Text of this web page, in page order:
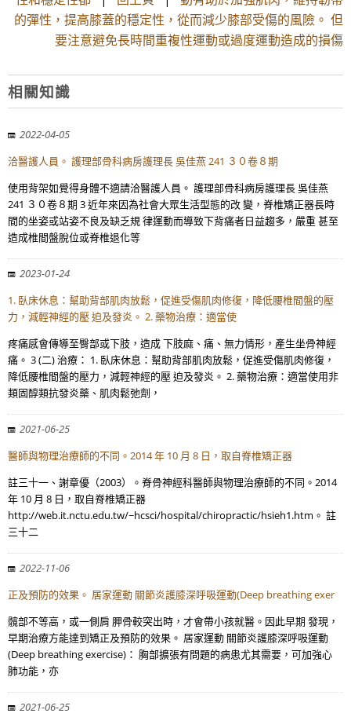
的彈性，提高膝蓋的穩定性，從而減少膝部受傷的風險。 但
要注意避免長時間重複性運動或過度運動造成的損傷
相關知識
2022-04-05
洽醫護人員。 護理部骨科病房護理長 吳佳燕 241 ３０卷８期
使用背架如覺得身體不適請洽醫護人員。 護理部骨科病房護理長 吳佳燕
241 ３０卷８期 3 近年來因為社會大眾生活型態的改 變，脊椎矯正器長時
間的坐姿或站姿不良及缺乏規 律運動而導致下背痛者日益趨多，嚴重 甚至
造成椎間盤脫位或脊椎退化等
2023-01-24
1. 臥床休息：幫助背部肌肉放鬆，促進受傷肌肉修復，降低腰椎間盤的壓
力，減輕神經的壓 迫及發炎。 2. 藥物治療：適當使
疼痛感會傳導至臀部或下肢，造成 下肢麻、痛、無力情形，產生坐骨神經
痛。 3 (二) 治療： 1. 臥床休息：幫助背部肌肉放鬆，促進受傷肌肉修復，
降低腰椎間盤的壓力，減輕神經的壓 迫及發炎。 2. 藥物治療：適當使用非
類固醇類抗發炎藥、肌肉鬆弛劑，
2021-06-25
醫師與物理治療師的不同。2014 年 10 月 8 日，取自脊椎矯正器
註三十一、謝章優（2003）。脊骨神經科醫師與物理治療師的不同。2014
年 10 月 8 日，取自脊椎矯正器
http://web.it.nctu.edu.tw/~hcsci/hospital/chiropractic/hsieh1.htm。 註
三十二
2022-11-06
正及預防的效果。 居家運動 關節炎護膝深呼吸運動(Deep breathing exer
髖部不等高，或一側肩 胛骨較突出時，才會帶小孩就醫。因此早期 發現，
早期治療方能達到矯正及預防的效果。 居家運動 關節炎護膝深呼吸運動
(Deep breathing exercise)： 胸部擴張有問題的病患尤其需要，可加強心
肺功能，亦
2021-06-25